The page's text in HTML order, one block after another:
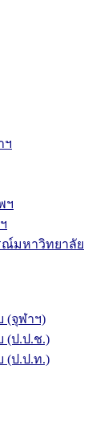
ฯ
ฯ
ณ์มหาวิทยาลัย
(จุฬาฯ)
(ป.ป.ช.)
(ป.ป.ท.)